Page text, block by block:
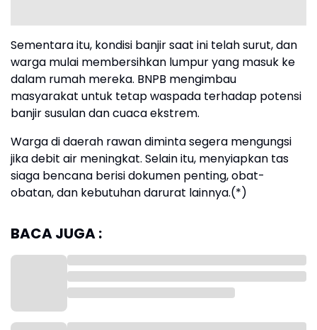
Sementara itu, kondisi banjir saat ini telah surut, dan
warga mulai membersihkan lumpur yang masuk ke
dalam rumah mereka. BNPB mengimbau
masyarakat untuk tetap waspada terhadap potensi
banjir susulan dan cuaca ekstrem.
Warga di daerah rawan diminta segera mengungsi
jika debit air meningkat. Selain itu, menyiapkan tas
siaga bencana berisi dokumen penting, obat-
obatan, dan kebutuhan darurat lainnya.(*)
BACA JUGA :